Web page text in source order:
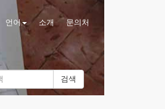
언어 소개 문의처
검색